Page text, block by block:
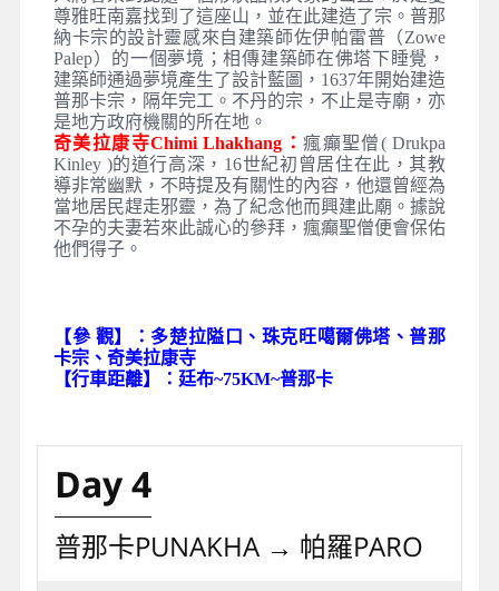
多楚拉隘口Dochu La Pass :繽紛的經幡隨風飄
揚，如神的使者將世人的願望送往天際。遙望喜馬
拉雅山脈的優美景致，在此可欣賞到108座佛塔。
珠克旺噶爾佛塔Druk Wangyal Chortens : 這個
由108座佛塔所組成的佛塔群，是2003才開始起造
的，又名凱旋佛塔。當年四世國王吉莫•辛吉•旺楚
克親自率領軍隊，掃蕩南部邊境來自阿薩姆分離主
義的反抗軍，皇后因而起造這佛塔群，一方面為將
普那卡宗Punakha Dzong：不丹最美的宗建築，宛
若城堡一樣，坐鎮於普那卡山谷的正中央，氣勢恢
宏。位於兩條河的交匯處，佔據了絕佳的地理位
置，無論站在什麼角度你都不會錯過它。一條名為
根據當地傳說；將佛教密宗傳入西藏的蓮花生大士
（Guru Rinpoche）曾預言一個名為「南嘉」的聖
人將會來到此處一個形狀酷似大象的山丘。於是夏
尊雅旺南嘉找到了這座山，並在此建造了宗。普那
納卡宗的設計靈感來自建築師佐伊帕雷普（Zowe